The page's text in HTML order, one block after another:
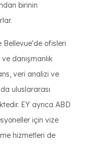
birinin
Bellevue'de ofisleri
danışmanlık
veri analizi ve
uluslararası
EY ayrıca ABD
için vize
hizmetleri de